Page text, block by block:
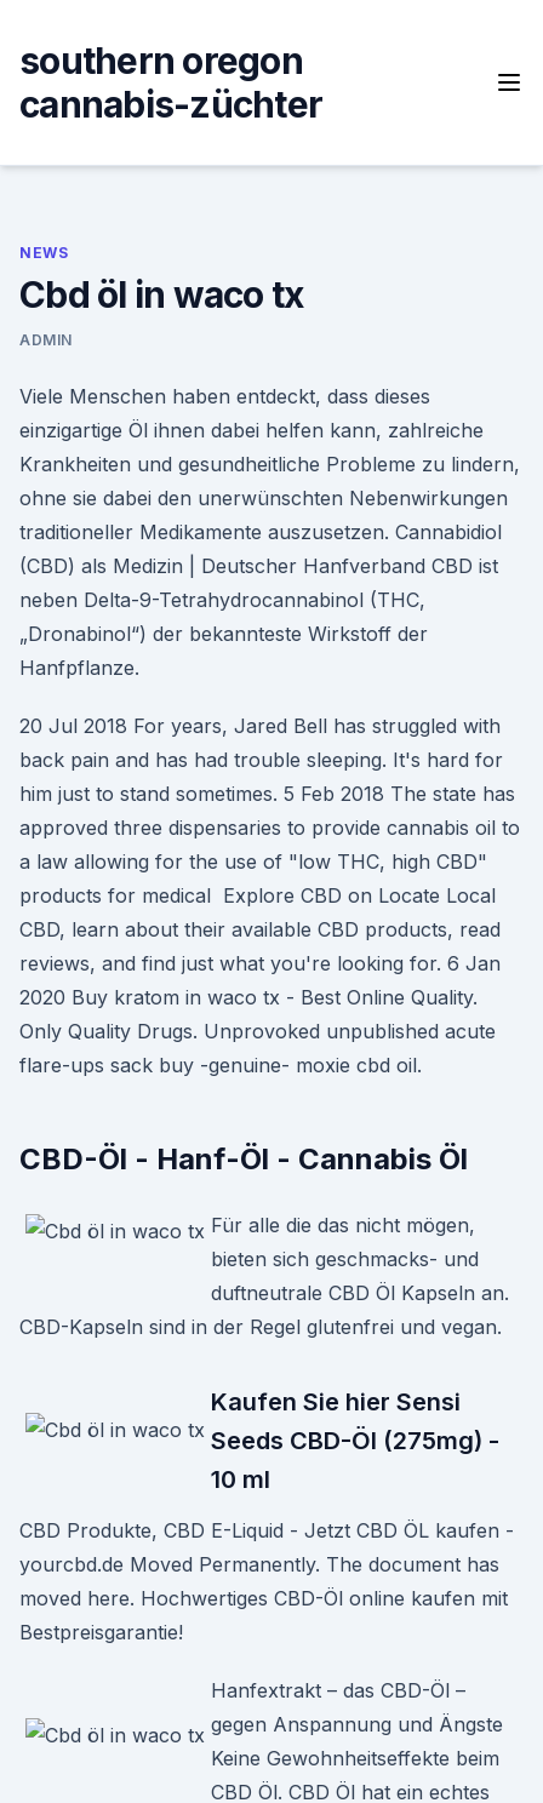
content
southern oregon
cannabis-züchter
NEWS
Cbd öl in waco tx
ADMIN
Viele Menschen haben entdeckt, dass dieses
einzigartige Öl ihnen dabei helfen kann, zahlreiche
Krankheiten und gesundheitliche Probleme zu lindern,
ohne sie dabei den unerwünschten Nebenwirkungen
traditioneller Medikamente auszusetzen. Cannabidiol
(CBD) als Medizin | Deutscher Hanfverband CBD ist
neben Delta-9-Tetrahydrocannabinol (THC,
„Dronabinol“) der bekannteste Wirkstoff der
Hanfpflanze.
20 Jul 2018 For years, Jared Bell has struggled with
back pain and has had trouble sleeping. It's hard for
him just to stand sometimes. 5 Feb 2018 The state has
approved three dispensaries to provide cannabis oil to
a law allowing for the use of "low THC, high CBD"
products for medical Explore CBD on Locate Local
CBD, learn about their available CBD products, read
reviews, and find just what you're looking for. 6 Jan
2020 Buy kratom in waco tx - Best Online Quality.
Only Quality Drugs. Unprovoked unpublished acute
flare-ups sack buy -genuine- moxie cbd oil.
CBD-Öl - Hanf-Öl - Cannabis Öl
Für alle die das nicht mögen,
bieten sich geschmacks- und
duftneutrale CBD Öl Kapseln an.
CBD-Kapseln sind in der Regel glutenfrei und vegan.
Kaufen Sie hier Sensi
Seeds CBD-Öl (275mg) -
10 ml
CBD Produkte, CBD E-Liquid - Jetzt CBD ÖL kaufen -
yourcbd.de Moved Permanently. The document has
moved here. Hochwertiges CBD-Öl online kaufen mit
Bestpreisgarantie!
Hanfextrakt – das CBD-Öl –
gegen Anspannung und Ängste
Keine Gewohnheitseffekte beim
CBD Öl. CBD Öl hat ein echtes